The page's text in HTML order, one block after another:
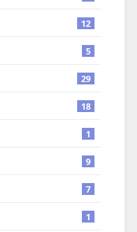
12
5
29
18
1
9
7
1